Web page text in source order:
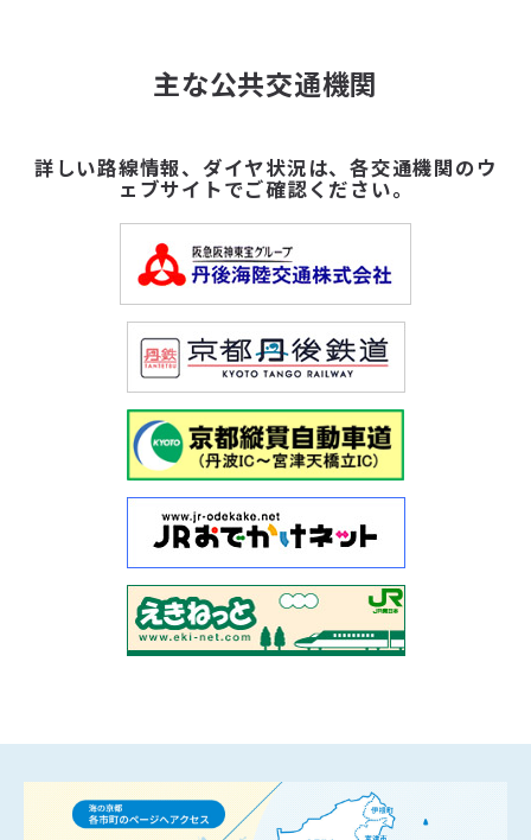
主な公共交通機関
詳しい路線情報、ダイヤ状況は、各交通機関のウ
ェブサイトでご確認ください。